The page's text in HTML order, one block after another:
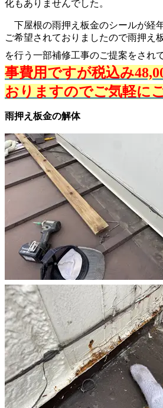
化もありませんでした。
下屋根の雨押え板金のシールが経
ご希望されておりましたので雨押え
を行う一部補修工事のご提案をされ
事費用ですが税込み
おりますのでご気軽に
雨押え板金の解体